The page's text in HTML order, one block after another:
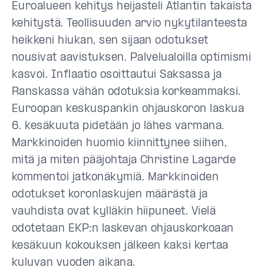
Euroalueen kehitys heijasteli Atlantin takaista
kehitystä. Teollisuuden arvio nykytilanteesta
heikkeni hiukan, sen sijaan odotukset
nousivat aavistuksen. Palvelualoilla optimismi
kasvoi. Inflaatio osoittautui Saksassa ja
Ranskassa vähän odotuksia korkeammaksi.
Euroopan keskuspankin ohjauskoron laskua
6. kesäkuuta pidetään jo lähes varmana.
Markkinoiden huomio kiinnittynee siihen,
mitä ja miten pääjohtaja Christine Lagarde
kommentoi jatkonäkymiä. Markkinoiden
odotukset koronlaskujen määrästä ja
vauhdista ovat kylläkin hiipuneet. Vielä
odotetaan EKP:n laskevan ohjauskorkoaan
kesäkuun kokouksen jälkeen kaksi kertaa
kuluvan vuoden aikana.